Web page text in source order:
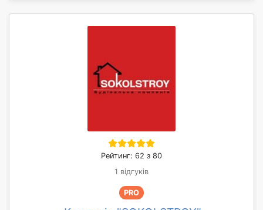
Рейтинг: 62 з 80
1 відгуків
PRO